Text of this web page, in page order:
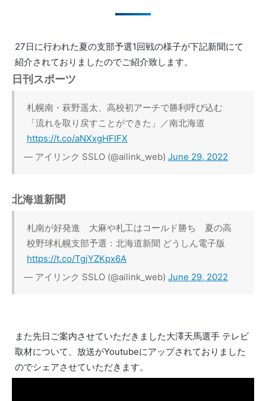
27日に行われた夏の支部予選1回戦の様子が下記新聞にて
紹介されておりましたのでご紹介致します。
日刊スポーツ
札幌南・萩野遥太、高校初アーチで勝利呼び込む
「流れを取り戻すことができた」／南北海道
https://t.co/aNXxgHFIFX
— アイリンク SSLO (@ailink_web) June 29, 2022
北海道新聞
札南が好発進 大麻や札工はコールド勝ち 夏の高
校野球札幌支部予選：北海道新聞 どうしん電子版
https://t.co/TgjYZKpx6A
— アイリンク SSLO (@ailink_web) June 29, 2022
また先日ご案内させていただきました大澤天馬選手 テレビ
取材について、放送がYoutubeにアップされておりました
のでシェアさせていただきます。